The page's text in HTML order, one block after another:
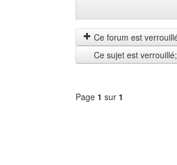
les
messages
depuis
by
Ce forum est
Ce sujet est
Page 1 sur 1